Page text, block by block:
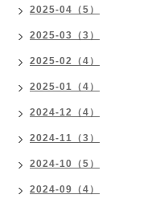
2025-04（5）
2025-03（3）
2025-02（4）
2025-01（4）
2024-12（4）
2024-11（3）
2024-10（5）
2024-09（4）